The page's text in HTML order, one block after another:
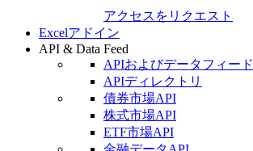
アクセスをリクエスト
Excelアドイン
API & Data Feed
APIおよびデータフィード
APIディレクトリ
債券市場API
株式市場API
ETF市場API